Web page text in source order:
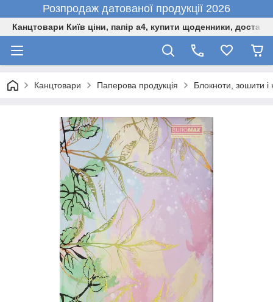
Розпродаж датованої продукції 2026
Канцтовари Київ ціни, папір а4, купити щоденники,
Канцтовари Паперова продукція Блокноти, зошити і